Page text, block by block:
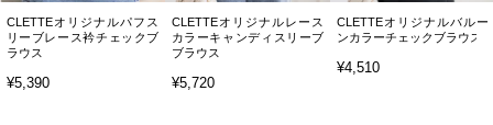
CLETTEオリジナルパフス
リーブレース衿チェックブ
ラウス
¥5,390
CLETTEオリジナルレース
カラーキャンディスリーブ
ブラウス
¥5,720
CLETTEオリジナルバルー
ンカラーチェックブラウス
¥4,510